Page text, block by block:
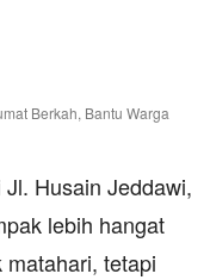
Husain Jeddawi,
lebih hangat
tetapi